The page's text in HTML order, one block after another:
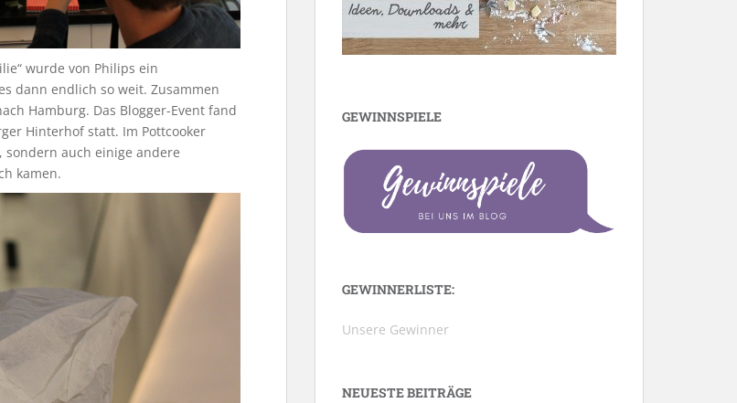
wurde von Philips ein
dann endlich so weit. Zusammen
Hamburg. Das Blogger-Event fand
Hinterhof statt. Im Pottcooker
auch einige andere
kamen.
GEWINNSPIELE
GEWINNERLISTE:
Unsere Gewinner
NEUESTE BEITRÄGE